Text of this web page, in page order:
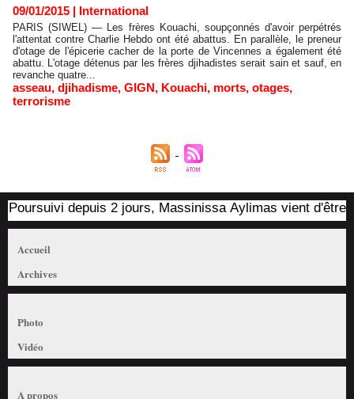
09/01/2015 | International
PARIS (SIWEL) — Les frères Kouachi, soupçonnés d'avoir perpétrés
l'attentat contre Charlie Hebdo ont été abattus. En parallèle, le preneur
d'otage de l'épicerie cacher de la porte de Vincennes a également été
abattu. L'otage détenus par les frères djihadistes serait sain et sauf, en
revanche quatre...
asseau, djihadisme, GIGN, Kouachi, morts, otages,
terrorisme
Poursuivi depuis 2 jours, Massinissa Aylimas vient d'être
Accueil
Archives
Photo
Vidéo
A propos